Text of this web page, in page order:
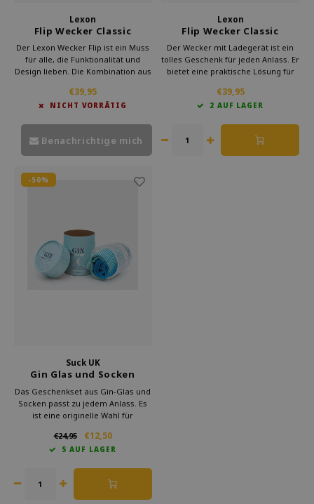
Lexon
Flip Wecker Classic
wiederaufladbar hellblau
Der Lexon Wecker Flip ist ein Muss
für alle, die Funktionalität und
Design lieben. Die Kombination aus
modernen Look macht diesen
Wecker einzigartig. Wählen Sie eine
€39,95
NICHT VORRÄTIG
Benachrichtige mich
Lexon
Flip Wecker Classic
wiederaufladbar rot
Der Wecker mit Ladegerät ist ein
tolles Geschenk für jeden Anlass. Er
bietet eine praktische Lösung für
suchen. Verschenken Sie einen
Lexon Wecker und überraschen Sie
€39,95
2 AUF LAGER
-50%
Suck UK
Gin Glas und Socken
Geschenksatz
Das Geschenkset aus Gin-Glas und
Socken passt zu jedem Anlass. Es
ist eine originelle Wahl für
Dankeschöns. Das Glas und die
Socken bilden ein perfektes Duo.
zum Lächeln bringen.
€24,95 €12,50
5 AUF LAGER